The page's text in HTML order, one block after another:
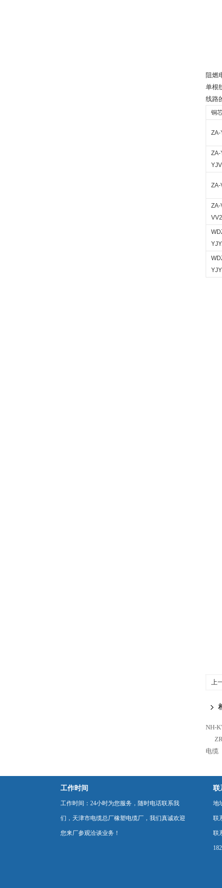
阻燃
单根
线路
铜
ZA-
ZA-
ZA-
ZA-
上
NH-
电缆
工作时间
工作时间：24小时为您服务，随时电话联系我
们，天津市电缆总厂橡塑电缆厂，我们真诚欢迎
您来厂参观洽谈业务！
联
地
联
联